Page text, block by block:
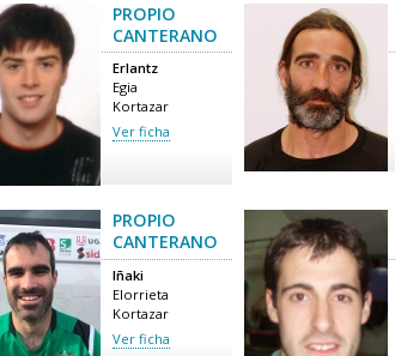
PROPIO
CANTERANO
Erlantz
Egia
Kortazar
Ver ficha
PROPIO
CANTERANO
Iñaki
Elorrieta
Kortazar
Ver ficha